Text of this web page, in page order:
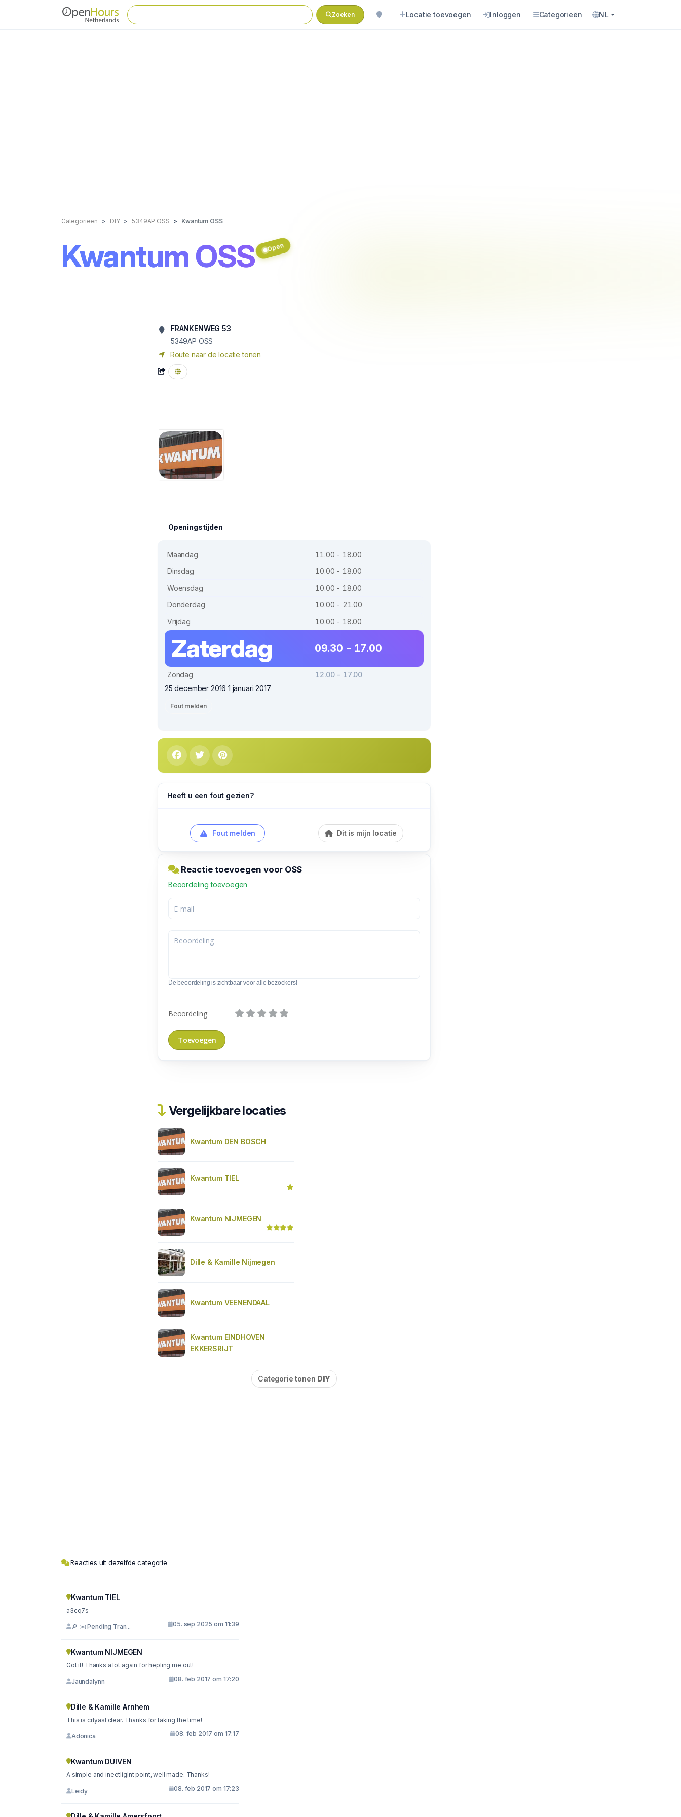
Zoeken Locatie toevoegen Inloggen Categorieën NL
Categorieën DIY 5349AP OSS Kwantum OSS
Kwantum OSS Open
FRANKENWEG 53
5349AP OSS
Route naar de locatie tonen
Openingstijden
Maandag
11.00 - 18.00
Dinsdag
10.00 - 18.00
Woensdag
10.00 - 18.00
Donderdag
10.00 - 21.00
Vrijdag
10.00 - 18.00
Zaterdag 09.30 - 17.00
Zondag
12.00 - 17.00
25 december 2016 1 januari 2017
Fout melden
Heeft u een fout gezien?
Fout melden Dit is mijn locatie
Reactie toevoegen voor OSS
Beoordeling toevoegen
De beoordeling is zichtbaar voor alle bezoekers!
Beoordeling
Vergelijkbare locaties
Kwantum DEN BOSCH
Kwantum TIEL
Kwantum NIJMEGEN
Dille & Kamille Nijmegen
Kwantum VEENENDAAL
Kwantum EINDHOVEN
EKKERSRIJT
Categorie tonen DIY
Reacties uit dezelfde categorie
Kwantum TIEL
a3cq7s
🔎 ✉️ Pending Tran... 05. sep 2025 om 11:39
Kwantum NIJMEGEN
Got it! Thanks a lot again for hepling me out!
Jaundalynn 08. feb 2017 om 17:20
Dille & Kamille Arnhem
This is crtyasl clear. Thanks for taking the time!
Adonica 08. feb 2017 om 17:17
Kwantum DUIVEN
A simple and ineetliglnt point, well made. Thanks!
Leidy 08. feb 2017 om 17:23